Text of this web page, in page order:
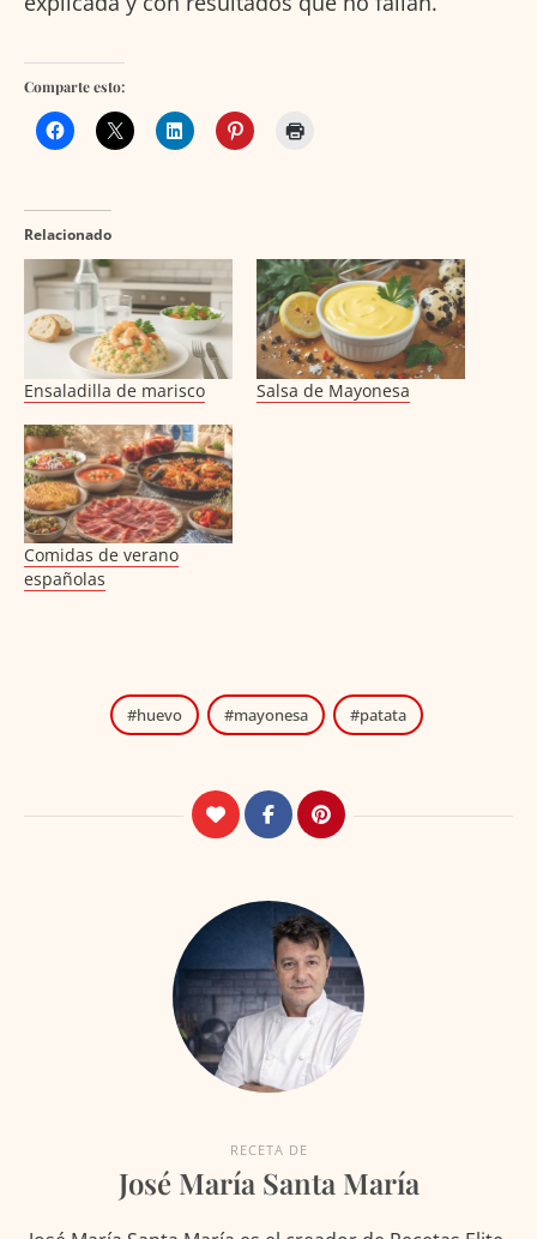
Comparte esto:
Relacionado
Ensaladilla de marisco Salsa de Mayonesa
Comidas de verano
españolas
huevo mayonesa patata
RECETA DE
José María Santa María